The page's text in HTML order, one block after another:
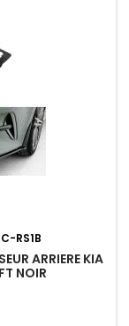
RS1B
ARRIERE KIA
NOIR